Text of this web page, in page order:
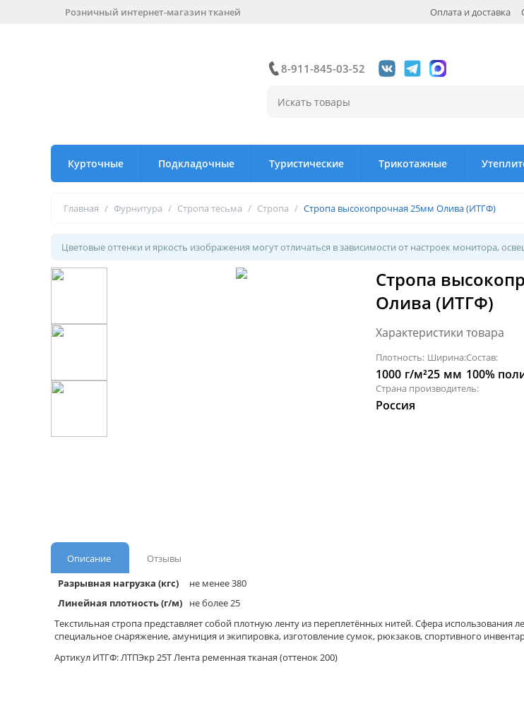
Оплата и доставка
Розничный интернет-магазин тканей
8-911-845-03-52
Курточные Подкладочные Туристические Трикотажные
Главная / Фурнитура / Стропа тесьма / Стропа / Стропа высокопрочная 25мм Олива (ИТГФ)
Цветовые оттенки и яркость изображения могут отличаться в зависимости от настроек монитора,
Стропа
Олива (ИТГФ)
Характеристики товара
Плотность:
1000 г/м²
Ширина:
25 мм
Состав:
100%
Страна производитель:
Россия
Описание
Отзывы
Разрывная нагрузка (кгс)
не менее 380
Линейная плотность (г/м)
не более 25
Текстильная стропа представляет собой плотную ленту из переплетённых нитей. Сфера
специальное снаряжение, амуниция и экипировка, изготовление сумок, рюкзаков, спортивного
Артикул ИТГФ: ЛТПЭкр 25Т Лента ременная тканая (оттенок 200)